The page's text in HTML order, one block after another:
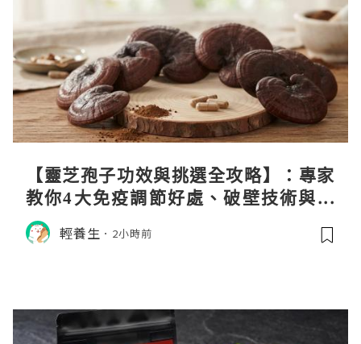
【靈芝孢子功效與挑選全攻略】：專家
教你4大免疫調節好處、破壁技術與挑
選秘訣
輕養生 2小時前